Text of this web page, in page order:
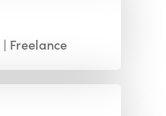
Freelance